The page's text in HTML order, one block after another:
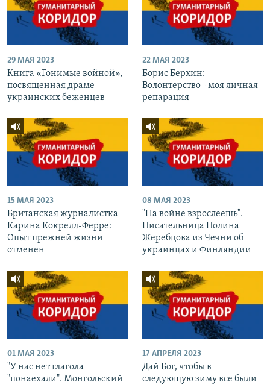
29 МАЯ 2023
Книга «Гонимые войной»,
посвященная драме
украинских беженцев
22 МАЯ 2023
Борис Берхин:
Волонтерство - моя личная
репарация
15 МАЯ 2023
Британская журналистка
Карина Кокрелл-Ферре:
Опыт прежней жизни
отменен
08 МАЯ 2023
"На войне взрослеешь".
Писательница Полина
Жеребцова из Чечни об
украинцах и Финляндии
01 МАЯ 2023
"У нас нет глагола
"понаехали". Монгольский
17 АПРЕЛЯ 2023
Дай Бог, чтобы в
следующую зиму все были